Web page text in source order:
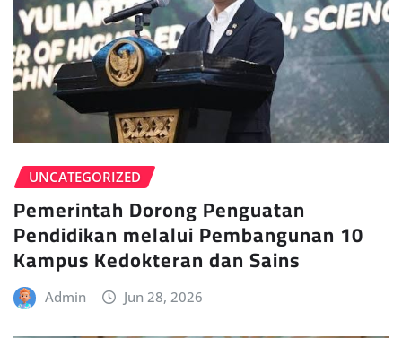
UNCATEGORIZED
Pemerintah Dorong Penguatan
Pendidikan melalui Pembangunan 10
Kampus Kedokteran dan Sains
Admin Jun 28, 2026